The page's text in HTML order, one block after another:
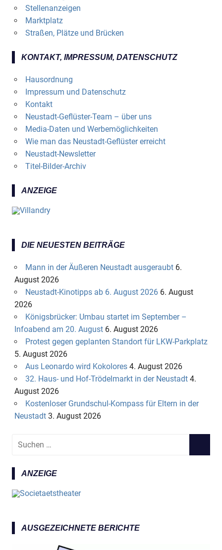
Stellenanzeigen
Marktplatz
Straßen, Plätze und Brücken
KONTAKT, IMPRESSUM, DATENSCHUTZ
Hausordnung
Impressum und Datenschutz
Kontakt
Neustadt-Geflüster-Team – über uns
Media-Daten und Werbemöglichkeiten
Wie man das Neustadt-Geflüster erreicht
Neustadt-Newsletter
Titel-Bilder-Archiv
ANZEIGE
DIE NEUESTEN BEITRÄGE
Mann in der Äußeren Neustadt ausgeraubt 6.
August 2026
Neustadt-Kinotipps ab 6. August 2026 6. August
2026
Königsbrücker: Umbau startet im September –
Infoabend am 20. August 6. August 2026
Protest gegen geplanten Standort für LKW-Parkplatz
5. August 2026
Aus Leonardo wird Kokolores 4. August 2026
32. Haus- und Hof-Trödelmarkt in der Neustadt 4.
August 2026
Kostenloser Grundschul-Kompass für Eltern in der
Neustadt 3. August 2026
e
ANZEIGE
AUSGEZEICHNETE BERICHTE